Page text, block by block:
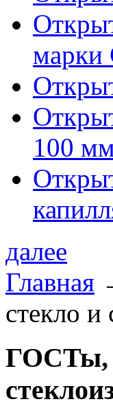
марки
100
далее
Главная
стекло и
ГОСТы,